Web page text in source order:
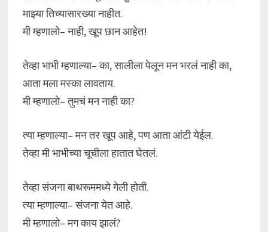
माझ्या तिच्यासारख्या नाहीत.
मी म्हणालो– नाही, खूप छान आहेत!
तेव्हा भाभी म्हणाल्या– का, सालीला पेलून मन भरलं नाही का,
आता मला मस्का लावताय.
मी म्हणालो– तुमचं मन नाही का?
त्या म्हणाल्या– मन तर खूप आहे, पण आता आंटी येईल.
तेव्हा मी भाभीच्या चूचीला हातात घेतलं.
तेव्हा संजना बाथरूममध्ये गेली होती.
त्या म्हणाल्या– संजना येत आहे.
मी म्हणालो– मग काय झालं?